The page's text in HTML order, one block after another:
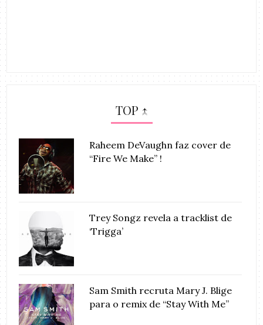
TOP ↑
Raheem DeVaughn faz cover de
“Fire We Make” !
Trey Songz revela a tracklist de
‘Trigga’
Sam Smith recruta Mary J. Blige
para o remix de “Stay With Me”